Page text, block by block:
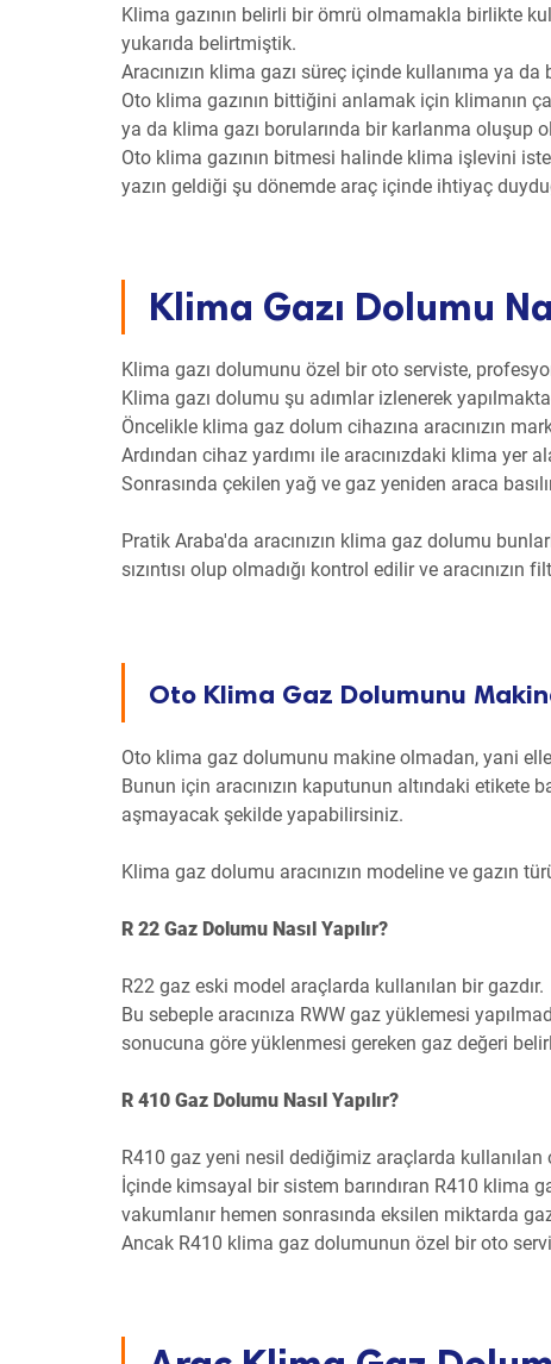
Klima gazının belirli bir ömrü olmamakla birlikte
yukarıda belirtmiştik.
Aracınızın klima gazı süreç içinde kullanıma ya
Oto klima gazının bittiğini anlamak için klimanın
ya da klima gazı borularında bir karlanma oluşup
Oto klima gazının bitmesi halinde klima işlevini
yazın geldiği şu dönemde araç içinde ihtiyaç
Klima Gazı Dolumu
Klima gazı dolumunu özel bir oto serviste,
Klima gazı dolumu şu adımlar izlenerek
Öncelikle klima gaz dolum cihazına aracınızın
Ardından cihaz yardımı ile aracınızdaki klima yer
Sonrasında çekilen yağ ve gaz yeniden araca
Pratik Araba'da aracınızın klima gaz dolumu
sızıntısı olup olmadığı kontrol edilir ve
Oto Klima Gaz Dolumunu
Oto klima gaz dolumunu makine olmadan, yani
Bunun için aracınızın kaputunun altındaki etikete
aşmayacak şekilde yapabilirsiniz.
Klima gaz dolumu aracınızın modeline ve gazın
R 22 Gaz Dolumu Nasıl Yapılır?
R22 gaz eski model araçlarda kullanılan bir gazdır.
Bu sebeple aracınıza RWW gaz yüklemesi
sonucuna göre yüklenmesi gereken gaz değeri
R 410 Gaz Dolumu Nasıl Yapılır?
R410 gaz yeni nesil dediğimiz araçlarda
İçinde kimsayal bir sistem barındıran R410 klima
vakumlanır hemen sonrasında eksilen miktarda
Ancak R410 klima gaz dolumunun özel bir oto